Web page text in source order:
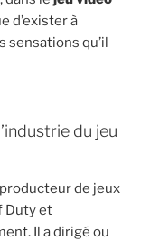
d’exister à
sensations qu’il
du jeu
de jeux
Duty et
Il a dirigé ou